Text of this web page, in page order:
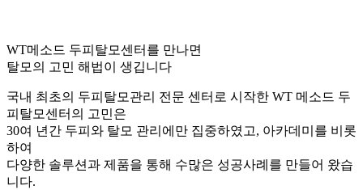
WT메소드 두피탈모센터를 만나면
탈모의 고민 해법이 생깁니다
국내 최초의 두피탈모관리 전문 센터로 시작한 WT 메소드 두
피탈모센터의 고민은
30여 년간 두피와 탈모 관리에만 집중하였고, 아카데미를 비롯
하여
다양한 솔루션과 제품을 통해 수많은 성공사례를 만들어 왔습
니다.